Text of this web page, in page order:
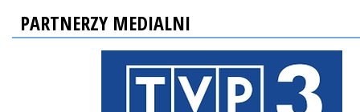
PARTNERZY MEDIALNI